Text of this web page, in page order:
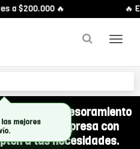
a $200.000 🔥 🔥
y recibí asesoramiento
a tu empresa con
a tus necesidades.